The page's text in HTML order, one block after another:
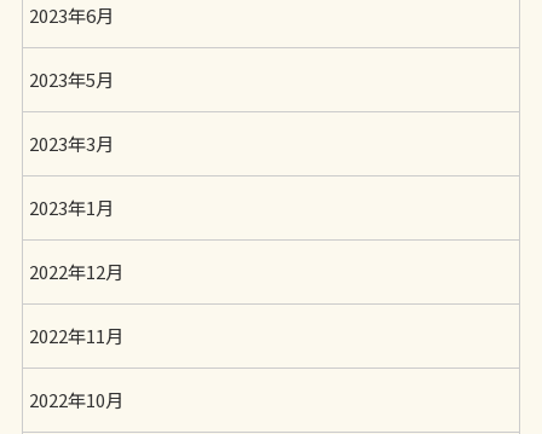
2023年6月
2023年5月
2023年3月
2023年1月
2022年12月
2022年11月
2022年10月